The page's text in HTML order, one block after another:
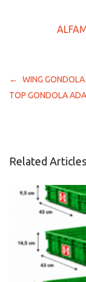
Navigasi
pos
WING
TOP GONDOLA
Related Articles